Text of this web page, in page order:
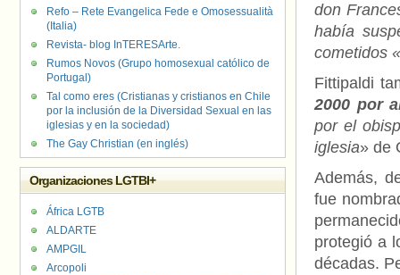
don
había
cometidos
Fittipaldi
2000 por
por el
iglesia» de
Además,
fue
protegió a
décadas.
Refo – Rete Evangelica Fede e Omosessualità
(Italia)
Revista- blog InTERESArte.
Rumos Novos (Grupo homosexual católico de
Portugal)
Tal como eres (Cristianas y cristianos en Chile
por la inclusión de la Diversidad Sexual en las
iglesias y en la sociedad)
The Gay Christian (en inglés)
Organizaciones LGTBI+
África LGTB
ALDARTE
AMPGIL
Arcopoli